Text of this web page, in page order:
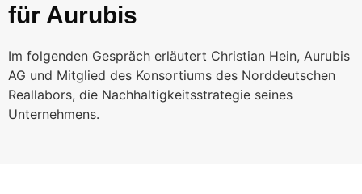
für Aurubis
Im folgenden Gespräch erläutert Christian Hein, Aurubis
AG und Mitglied des Konsortiums des Norddeutschen
Reallabors, die Nachhaltigkeitsstrategie seines
Unternehmens.